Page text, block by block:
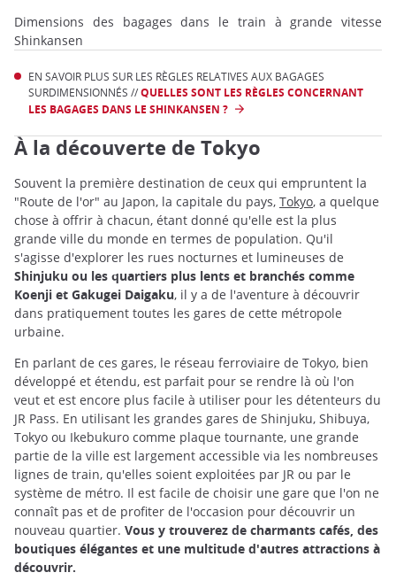
Dimensions des bagages dans le train à grande vitesse
Shinkansen
EN SAVOIR PLUS SUR LES RÈGLES RELATIVES AUX BAGAGES
SURDIMENSIONNÉS //QUELLES SONT LES RÈGLES CONCERNANT
LES BAGAGES DANS LE SHINKANSEN ?
À la découverte de Tokyo
Souvent la première destination de ceux qui empruntent la
"Route de l'or" au Japon, la capitale du pays, Tokyo, a quelque
chose à offrir à chacun, étant donné qu'elle est la plus
grande ville du monde en termes de population. Qu'il
s'agisse d'explorer les rues nocturnes et lumineuses de
Shinjuku ou les quartiers plus lents et branchés comme
Koenji et Gakugei Daigaku, il y a de l'aventure à découvrir
dans pratiquement toutes les gares de cette métropole
urbaine.
En parlant de ces gares, le réseau ferroviaire de Tokyo, bien
développé et étendu, est parfait pour se rendre là où l'on
veut et est encore plus facile à utiliser pour les détenteurs du
JR Pass. En utilisant les grandes gares de Shinjuku, Shibuya,
Tokyo ou Ikebukuro comme plaque tournante, une grande
partie de la ville est largement accessible via les nombreuses
lignes de train, qu'elles soient exploitées par JR ou par le
système de métro. Il est facile de choisir une gare que l'on ne
connaît pas et de profiter de l'occasion pour découvrir un
nouveau quartier. Vous y trouverez de charmants cafés, des
boutiques élégantes et une multitude d'autres attractions à
découvrir.